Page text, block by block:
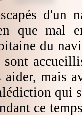
d'un
que mal
du
sont
aider, mais
qui
ce